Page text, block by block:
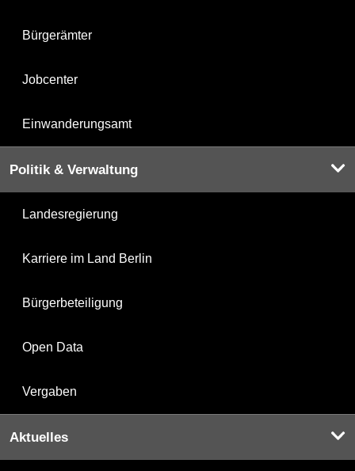
Bürgerämter
Jobcenter
Einwanderungsamt
Politik & Verwaltung
Landesregierung
Karriere im Land Berlin
Bürgerbeteiligung
Open Data
Vergaben
Aktuelles